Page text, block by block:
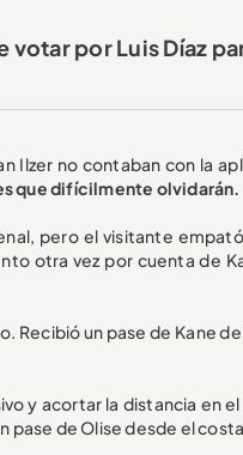
votar por Luis Díaz
Ilzer no contaban con la
que difícilmente olvidarán.
pero el visitante
otra vez por cuenta de
Recibió un pase de Kane
y acortar la distancia en
pase de Olise desde el